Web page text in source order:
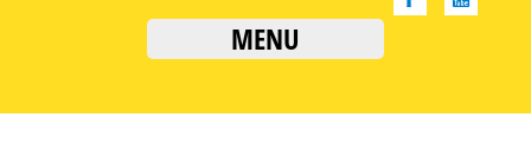
MENU